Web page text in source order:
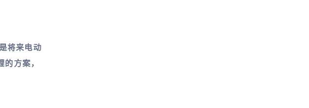
将来电动
方案，